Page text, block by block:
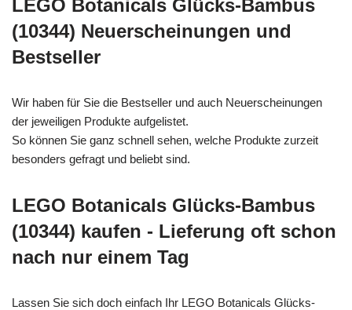
LEGO Botanicals Glücks-Bambus
(10344) Neuerscheinungen und
Bestseller
Wir haben für Sie die Bestseller und auch Neuerscheinungen
der jeweiligen Produkte aufgelistet.
So können Sie ganz schnell sehen, welche Produkte zurzeit
besonders gefragt und beliebt sind.
LEGO Botanicals Glücks-Bambus
(10344) kaufen - Lieferung oft schon
nach nur einem Tag
Lassen Sie sich doch einfach Ihr LEGO Botanicals Glücks-